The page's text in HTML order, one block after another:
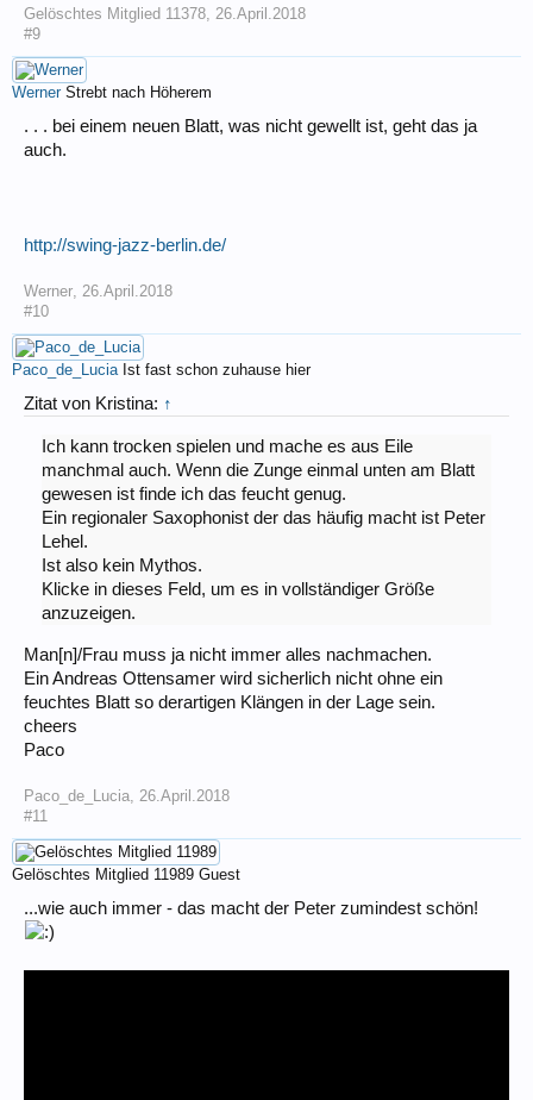
Gelöschtes Mitglied 11378, 26.April.2018
#9
Werner Strebt nach Höherem
. . . bei einem neuen Blatt, was nicht gewellt ist, geht das ja
auch.
http://swing-jazz-berlin.de/
Werner, 26.April.2018
#10
Paco_de_Lucia Ist fast schon zuhause hier
Zitat von Kristina: ↑
Ich kann trocken spielen und mache es aus Eile
manchmal auch. Wenn die Zunge einmal unten am Blatt
gewesen ist finde ich das feucht genug.
Ein regionaler Saxophonist der das häufig macht ist Peter
Lehel.
Ist also kein Mythos.
Klicke in dieses Feld, um es in vollständiger Größe
anzuzeigen.
Man[n]/Frau muss ja nicht immer alles nachmachen.
Ein Andreas Ottensamer wird sicherlich nicht ohne ein
feuchtes Blatt so derartigen Klängen in der Lage sein.
cheers
Paco
Paco_de_Lucia 26.April.2018
#11
Gelöschtes Mitglied 11989 Guest
...wie auch immer - das macht der Peter zumindest schön!